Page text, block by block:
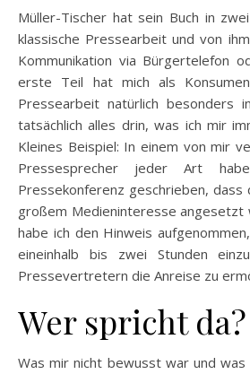
Müller-Tischer hat sein Buch in
klassische Pressearbeit und von
Kommunikation via Bürgertelefon
erste Teil hat mich als
Pressearbeit natürlich besonders
tatsächlich alles drin, was ich mir
Kleines Beispiel: In einem von mir
Pressesprecher jeder Art
Pressekonferenz geschrieben,
großem Medieninteresse angesetzt
habe ich den Hinweis
eineinhalb bis zwei Stunden
Pressevertretern die Anreise zu
Wer spricht da?
Was mir nicht bewusst war und